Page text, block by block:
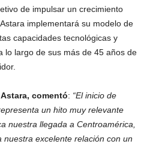
de impulsar un crecimiento
implementará su modelo de
capacidades tecnológicas y
lo largo de sus más de 45 años de
comentó: “El inicio de
un hito muy relevante
nuestra llegada a Centroamérica,
excelente relación con un